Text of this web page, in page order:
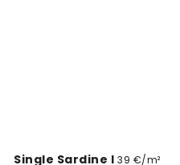
Single Sardine I 39 €/m²